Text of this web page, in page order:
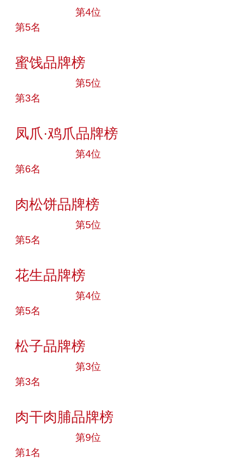
第4位
第5名
蜜饯品牌榜
第5位
第3名
凤爪·鸡爪品牌榜
第4位
第6名
肉松饼品牌榜
第5位
第5名
花生品牌榜
第4位
第5名
松子品牌榜
第3位
第3名
肉干肉脯品牌榜
第9位
第1名